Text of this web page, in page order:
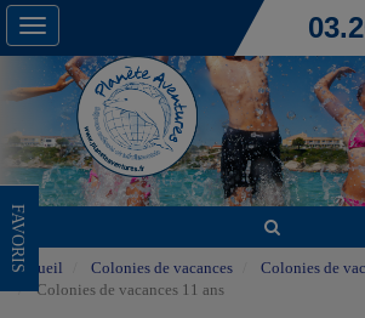
Toggle
navigation
FAVORIS
Accueil Colonies de vacances
Colonies de
Colonies de vacances 11 ans